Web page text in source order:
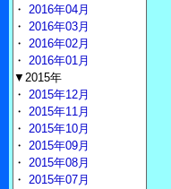
・ 2016年04月
・ 2016年03月
・ 2016年02月
・ 2016年01月
▼2015年
・ 2015年12月
・ 2015年11月
・ 2015年10月
・ 2015年09月
・ 2015年08月
・ 2015年07月